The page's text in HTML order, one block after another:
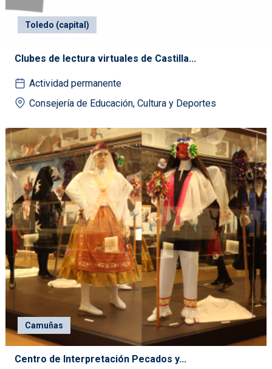
Toledo (capital)
Clubes de lectura virtuales de Castilla...
Actividad permanente
Consejería de Educación, Cultura y Deportes
Camuñas
Centro de Interpretación Pecados y...